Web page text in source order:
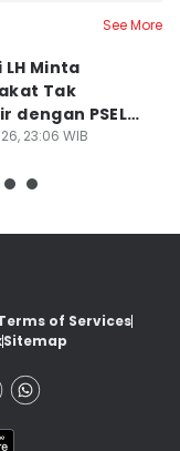
See More
Minta
Tak
dengan PSEL
23:06 WIB
of Services
Sitemap